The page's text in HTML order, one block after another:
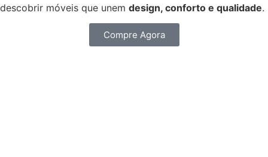
descobrir móveis que unem design, conforto e qualidade.
Compre Agora